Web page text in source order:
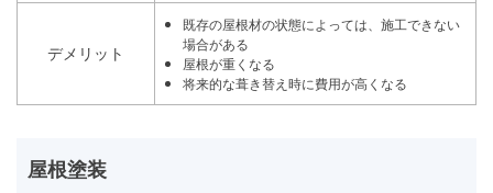
デメリット
既存の屋根材の状態によっては、施工できない
場合がある
屋根が重くなる
将来的な葺き替え時に費用が高くなる
屋根塗装